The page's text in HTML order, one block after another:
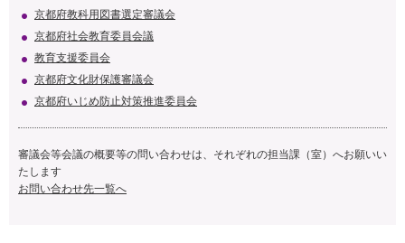
京都府教科用図書選定審議会
京都府社会教育委員会議
教育支援委員会
京都府文化財保護審議会
京都府いじめ防止対策推進委員会
審議会等会議の概要等の問い合わせは、それぞれの担当課（室）へお願いい
たします
お問い合わせ先一覧へ